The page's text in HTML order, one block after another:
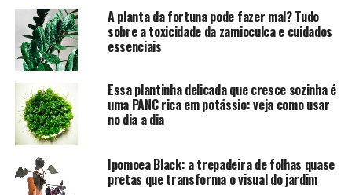
A planta da fortuna pode fazer mal? Tudo
sobre a toxicidade da zamioculca e cuidados
essenciais
Essa plantinha delicada que cresce sozinha é
uma PANC rica em potássio: veja como usar
no dia a dia
Ipomoea Black: a trepadeira de folhas quase
pretas que transforma o visual do jardim